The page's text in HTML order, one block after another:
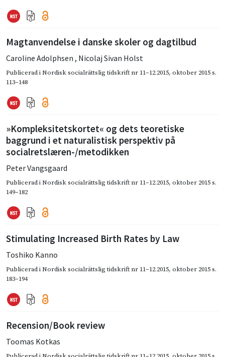
Magtanvendelse i danske skoler og dagtilbud
Caroline Adolphsen , Nicolaj Sivan Holst
Publicerad iNordisk socialrättslig tidskrift nr 11–12.2015, oktober 2015s.
113–148
»Kompleksitetskortet« og dets teoretiske
baggrund i et naturalistisk perspektiv på
socialretslæren-/metodikken
Peter Vangsgaard
Publicerad iNordisk socialrättslig tidskrift nr 11–12.2015, oktober 2015s.
149–182
Stimulating Increased Birth Rates by Law
Toshiko Kanno
Publicerad iNordisk socialrättslig tidskrift nr 11–12.2015, oktober 2015s.
183–194
Recension/Book review
Toomas Kotkas